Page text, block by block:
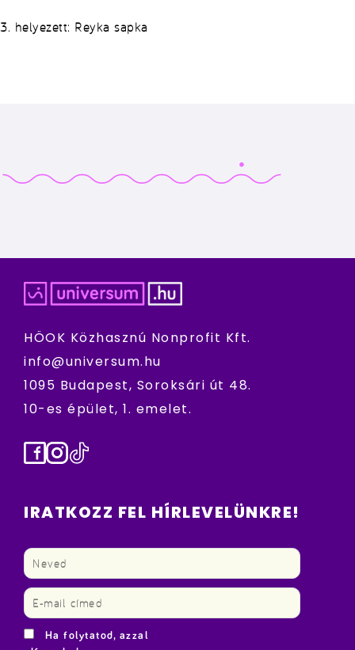
3. helyezett: Reyka sapka
HÖOK Közhasznú Nonprofit Kft.
info@universum.hu
1095 Budapest, Soroksári út 48.
10-es épület, 1. emelet.
Facebook
Instagram
TikTok
IRATKOZZ FEL HÍRLEVELÜNKRE!
Ha folytatod, azzal